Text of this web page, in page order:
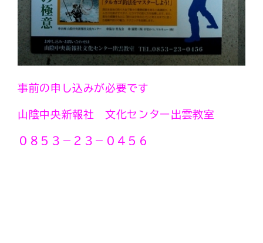
事前の申し込みが必要です
山陰中央新報社 文化センター出雲教室
０８５３－２３－０４５６